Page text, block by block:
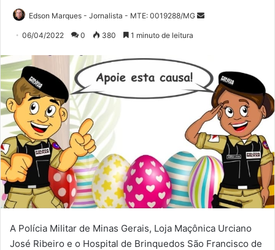
Edson Marques - Jornalista - MTE: 0019288/MG
Mande
06/04/2022 0 380 1 minuto de leitura
A Polícia Militar de Minas Gerais, Loja Maçônica Urciano
José Ribeiro e o Hospital de Brinquedos São Francisco de